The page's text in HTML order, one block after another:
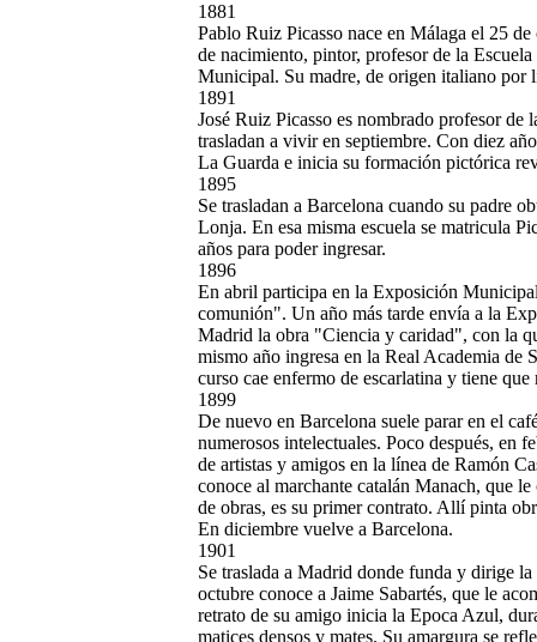
1881
Pablo Ruiz Picasso nace en Málaga el 25
de nacimiento, pintor, profesor de la
Municipal. Su madre, de origen italiano por
1891
José Ruiz Picasso es nombrado profesor
trasladan a vivir en septiembre. Con diez
La Guarda e inicia su formación pictórica
1895
Se trasladan a Barcelona cuando su padre
Lonja. En esa misma escuela se matricula
años para poder ingresar.
1896
En abril participa en la Exposición
comunión". Un año más tarde envía a la
Madrid la obra "Ciencia y caridad", con la
mismo año ingresa en la Real Academia de
curso cae enfermo de escarlatina y tiene que
1899
De nuevo en Barcelona suele parar en el
numerosos intelectuales. Poco después, en
de artistas y amigos en la línea de Ramón
conoce al marchante catalán Manach, que
de obras, es su primer contrato. Allí pinta
En diciembre vuelve a Barcelona.
1901
Se traslada a Madrid donde funda y dirige
octubre conoce a Jaime Sabartés, que le
retrato de su amigo inicia la Epoca Azul,
matices densos y mates. Su amargura se